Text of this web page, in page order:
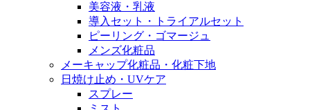
美容液・乳液
導入セット・トライアルセット
ピーリング・ゴマージュ
メンズ化粧品
メーキャップ化粧品・化粧下地
日焼け止め・UVケア
スプレー